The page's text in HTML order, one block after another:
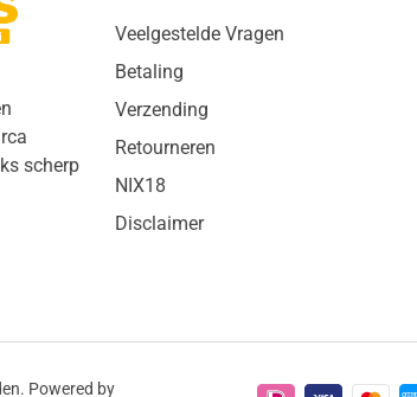
scherp
Veelgestelde Vragen
Betaling
Verzending
Retourneren
NIX18
Disclaimer
Powered by